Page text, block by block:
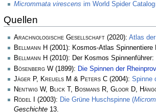
Micrommata virescens im World Spider Catalog
Quellen
Arachnologische Gesellschaft(2020): Atlas
Bellmann H (2001): Kosmos-Atlas Spinnentiere
Bellmann H (2010): Der Kosmos
Bösenberg W(1899): Die Spinnen der
Jäger P, Kreuels M & Peters C(2004): Spinne
Nentwig W, Blick T, Bosmans R, Gloor D,
Rödel I
(2003): Die Grüne Huschspinne (
Geschichte13.